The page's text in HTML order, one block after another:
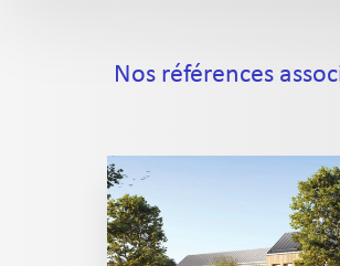
Nos références